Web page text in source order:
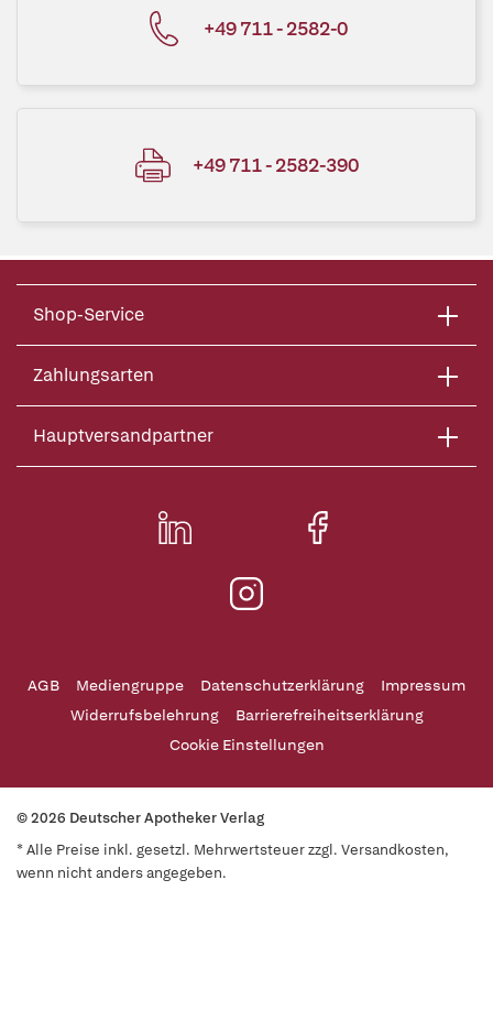
+49 711 - 2582-0
+49 711 - 2582-390
Shop-Service
Zahlungsarten
Hauptversandpartner
AGB Mediengruppe Datenschutzerklärung
Impressum
Widerrufsbelehrung
Barrierefreiheitserklärung
Cookie Einstellungen
© 2026 Deutscher Apotheker Verlag
* Alle Preise inkl. gesetzl. Mehrwertsteuer zzgl. Versandkosten,
wenn nicht anders angegeben.